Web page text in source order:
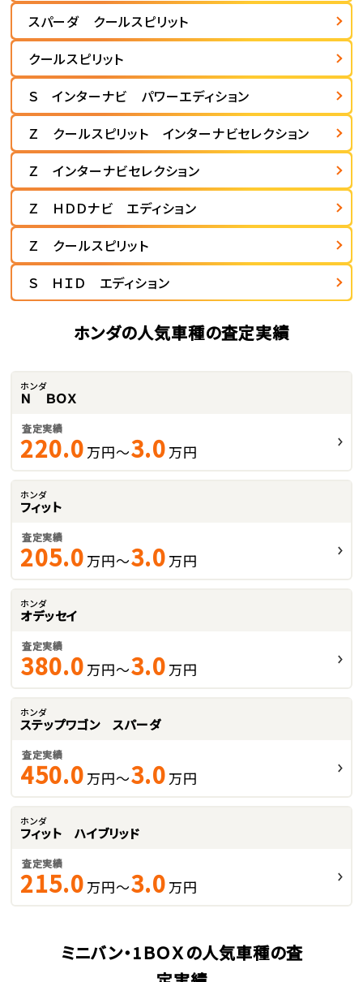
スパーダ クールスピリット
クールスピリット
Ｓ インターナビ パワーエディション
Ｚ クールスピリット インターナビセレクション
Ｚ インターナビセレクション
Ｚ ＨＤＤナビ エディション
Ｚ クールスピリット
Ｓ ＨＩＤ エディション
ホンダの人気車種の査定実績
ホンダ
Ｎ ＢＯＸ
査定実績
220.0 万円～3.0 万円
ホンダ
フィット
査定実績
205.0 万円～3.0 万円
ホンダ
オデッセイ
査定実績
380.0 万円～3.0 万円
ホンダ
ステップワゴン スパーダ
査定実績
450.0 万円～3.0 万円
ホンダ
フィット ハイブリッド
査定実績
215.0 万円～3.0 万円
ミニバン・1ＢＯＸの人気車種の査